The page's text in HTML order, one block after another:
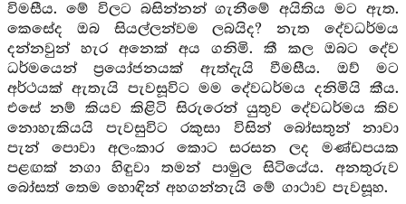
විමසීය. මේ විලට බසින්නන් ගැනීමේ අයිතිය මට ඇත.
කෙසේද ඔබ සියල්ලන්වම ලබයිද? නැත දේවධර්මය
දන්නවුන් හැර අනෙක් අය ගනිමි. කී කල ඔබට දේව
ධර්මයෙන් ප්‍රයෝජනයක් ඇත්දැයි වීමසීය. ඔව් මට
අර්ථයක් ඇතැයි පැවසූවිට මම දේවධර්මය දනිමියි කීය.
එසේ නම් කියව කිළිටි සිරුරෙන් යුතුව දේවධර්මය කිව
නොහැකියයි පැවසුවිට රකුසා විසින් බෝසතුන් නාවා
පැන් පොවා අලංකාර කොට සරසන ලද මණ්ඩපයක
පළඟක් නගා හිඳුවා තමන් පාමුල සිටියේය. අනතුරුව
බෝසත් තෙම හොඳින් අහගන්නැයි මේ ගාථාව පැවසූහ.